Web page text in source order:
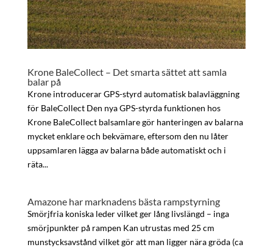
Krone BaleCollect – Det smarta sättet att samla
balar på
Krone introducerar GPS-styrd automatisk balavläggning
för BaleCollect Den nya GPS-styrda funktionen hos
Krone BaleCollect balsamlare gör hanteringen av balarna
mycket enklare och bekvämare, eftersom den nu låter
uppsamlaren lägga av balarna både automatiskt och i
räta...
Amazone har marknadens bästa rampstyrning
Smörjfria koniska leder vilket ger lång livslängd – inga
smörjpunkter på rampen Kan utrustas med 25 cm
munstycksavstånd vilket gör att man ligger nära gröda (ca